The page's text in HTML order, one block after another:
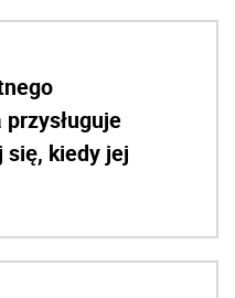
się, kiedy jej